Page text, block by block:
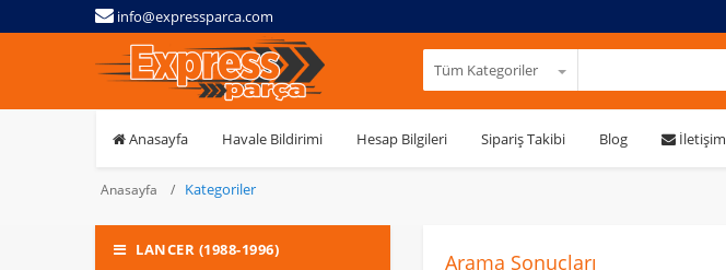
info@expressparca.com
Tüm Kategoriler
Anasayfa Havale Bildirimi Hesap Bilgileri Sipariş Takibi Blog İletişim
Anasayfa Kategoriler
LANCER (1988-1996) Arama Sonuçları